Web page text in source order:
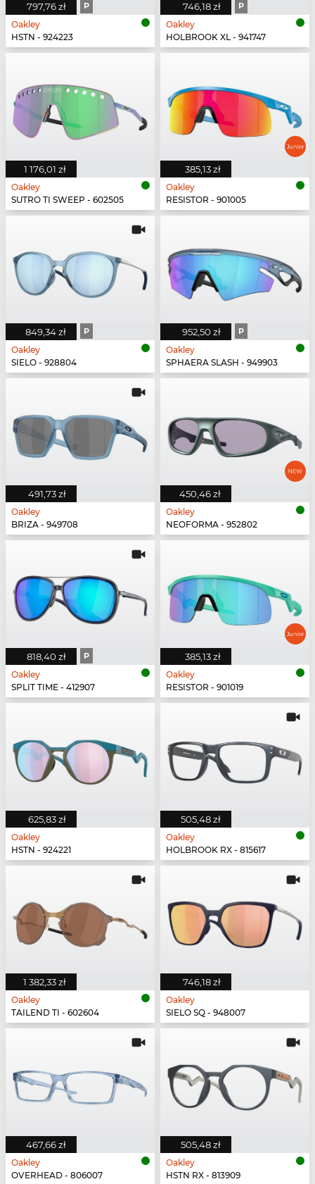
797,76 zł P
Oakley
HSTN - 924223
746,18 zł P
Oakley
HOLBROOK XL - 941747
1 176,01 zł
Oakley
SUTRO TI SWEEP - 602505
385,13 zł
Oakley
RESISTOR - 901005
849,34 zł P
Oakley
SIELO - 928804
952,50 zł P
Oakley
SPHAERA SLASH - 949903
491,73 zł
Oakley
BRIZA - 949708
450,46 zł
Oakley
NEOFORMA - 952802
818,40 zł P
Oakley
SPLIT TIME - 412907
385,13 zł
Oakley
RESISTOR - 901019
625,83 zł
Oakley
HSTN - 924221
505,48 zł
Oakley
HOLBROOK RX - 815617
1 382,33 zł
Oakley
TAILEND TI - 602604
746,18 zł
Oakley
SIELO SQ - 948007
467,66 zł
Oakley
OVERHEAD - 806007
505,48 zł
Oakley
HSTN RX - 813909